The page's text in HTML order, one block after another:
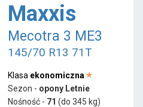
Maxxis
Mecotra 3 ME3
145/70 R13 71T
Klasa ekonomiczna
Sezon - opony Letnie
Nośność - 71 (do 345 kg)